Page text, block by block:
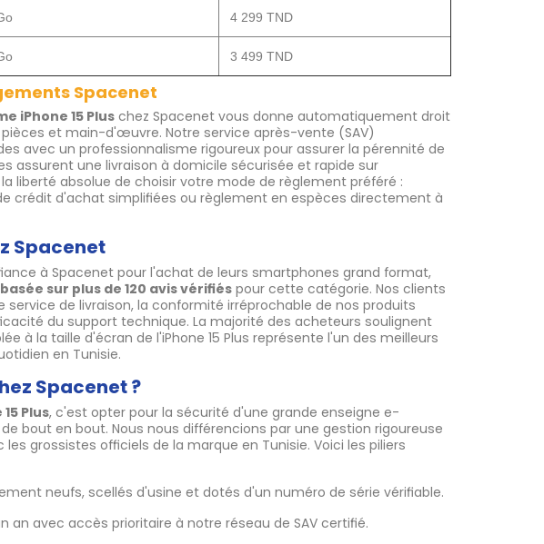
4 299 TND
3 499 TND
Spacenet
iPhone 15 Plus chez Spacenet vous donne automatiquement droit
et main-d'œuvre. Notre service après-vente (SAV)
avec un professionnalisme rigoureux pour assurer la pérennité de
assurent une livraison à domicile sécurisée et rapide sur
liberté absolue de choisir votre mode de règlement préféré :
crédit d'achat simplifiées ou règlement en espèces directement à
Spacenet
à Spacenet pour l'achat de leurs smartphones grand format,
sur plus de 120 avis vérifiés pour cette catégorie. Nos clients
de livraison, la conformité irréprochable de nos produits
du support technique. La majorité des acheteurs soulignent
à la taille d'écran de l'iPhone 15 Plus représente l'un des meilleurs
en Tunisie.
Spacenet ?
Plus, c'est opter pour la sécurité d'une grande enseigne e-
bout en bout. Nous nous différencions par une gestion rigoureuse
grossistes officiels de la marque en Tunisie. Voici les piliers
neufs, scellés d'usine et dotés d'un numéro de série vérifiable.
an avec accès prioritaire à notre réseau de SAV certifié.